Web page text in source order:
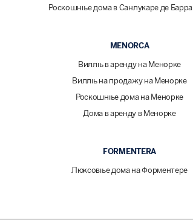
Роскошные дома в Санлукаре де
MENORCA
Виллы в аренду на Менорке
Виллы на продажу на Менорке
Роскошные дома на Менорке
Дома в аренду в Менорке
FORMENTERA
Люксовые дома на Форментере